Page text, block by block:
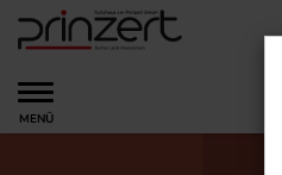
Zum
springen
MENÜ